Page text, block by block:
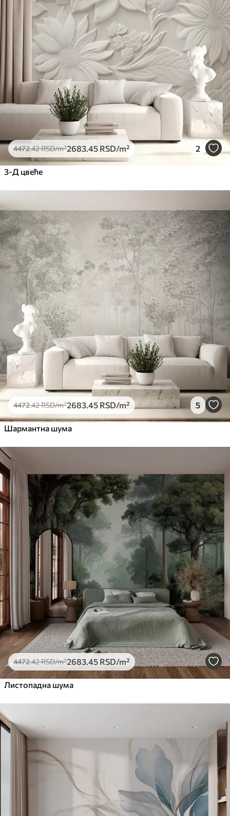
4472.42RSD/m²2683 .45 RSD/m² 2
3-Д цвеће
4472.42RSD/m²2683 .45 RSD/m² 5
Шармантна шума
4472.42RSD/m²2683 .45 RSD/m²
Листопадна шума